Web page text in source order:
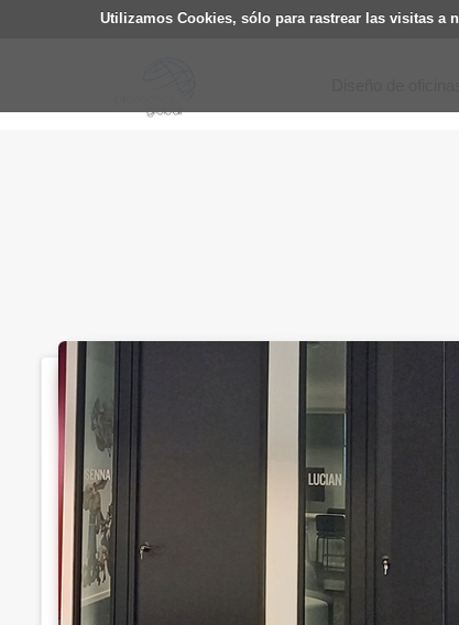
Utilizamos Cookies, sólo para rastrear las visitas a